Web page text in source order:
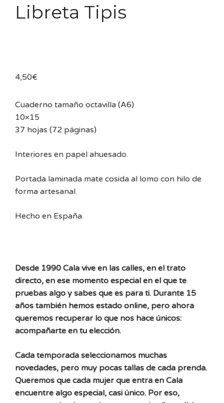
Libreta Tipis
4,50€
Cuaderno tamaño octavilla (A6)
10×15
37 hojas (72 páginas)
Interiores en papel ahuesado.
Portada laminada mate cosida al lomo con hilo de
forma artesanal.
Hecho en España.
Desde 1990 Cala vive en las calles, en el trato
directo, en ese momento especial en el que te
pruebas algo y sabes que es para ti. Durante 15
años también hemos estado online, pero ahora
queremos recuperar lo que nos hace únicos:
acompañarte en tu elección.
Cada temporada seleccionamos muchas
novedades, pero muy pocas tallas de cada prenda.
Queremos que cada mujer que entra en Cala
encuentre algo especial, casi único. Por eso,